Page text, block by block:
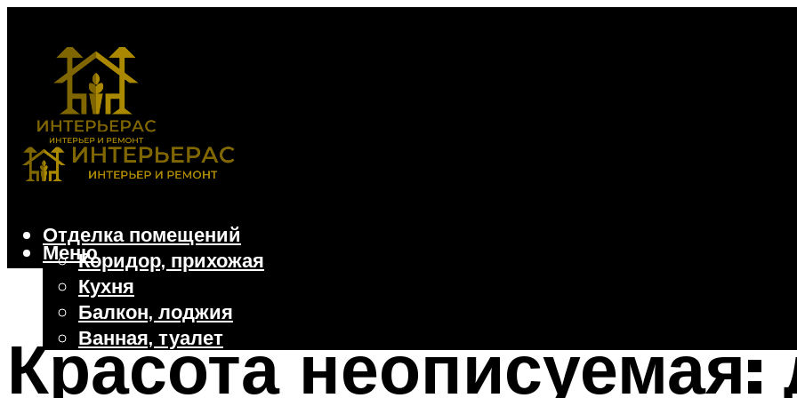
Отделка помещений
Коридор, прихожая
Кухня
Балкон, лоджия
Ванная, туалет
Дачные и частные дома
Отделочные материалы
Меню
Красота